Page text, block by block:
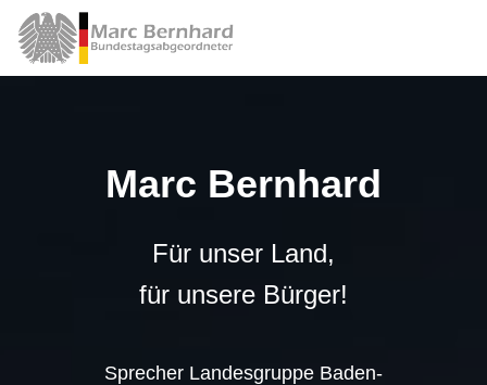
Marc Bernhard
Für unser Land,
für unsere Bürger!
Sprecher Landesgruppe Baden-